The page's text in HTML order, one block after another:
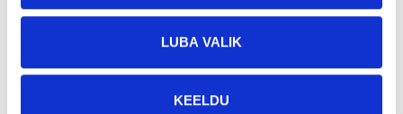
LUBA VALIK
KEELDU
Puituksed on paigaldusvalmis, kuid neid tuleb kaitseks
samalaadse kaitsekihiga. Tihtipeale soovitatakse uks
paigaldada maja küljele, mitte otsese päikesevalguse kätte.